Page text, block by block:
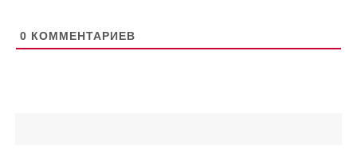
0 КОММЕНТАРИЕВ